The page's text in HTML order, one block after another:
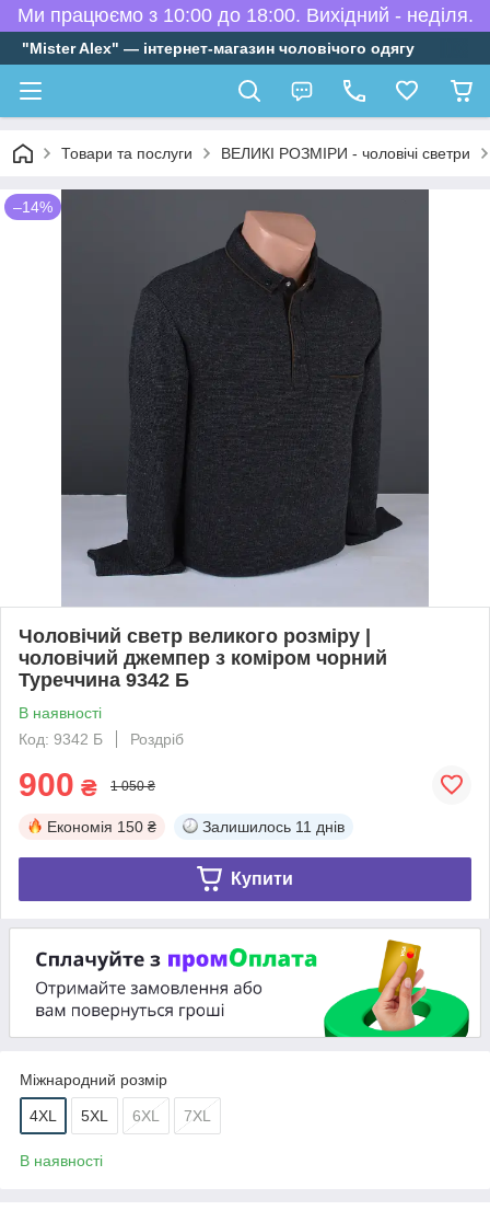
Ми працюємо з 10:00 до 18:00. Вихідний - неділя.
"Mister Alex" — інтернет-магазин чоловічого одягу
Товари та послуги ВЕЛИКІ РОЗМІРИ - чоловічі светри
–14%
Чоловічий светр великого розміру |
чоловічий джемпер з коміром чорний
Туреччина 9342 Б
В наявності
Код: 9342 Б
Роздріб
900 ₴ 1 050 ₴
Економія 150 ₴ Залишилось 11 днів
Купити
Міжнародний розмір
4XL 5XL 6XL 7XL
В наявності